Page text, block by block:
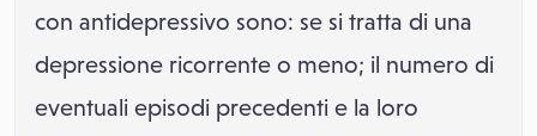
con antidepressivo sono: se si tratta di una
depressione ricorrente o meno; il numero di
eventuali episodi precedenti e la loro